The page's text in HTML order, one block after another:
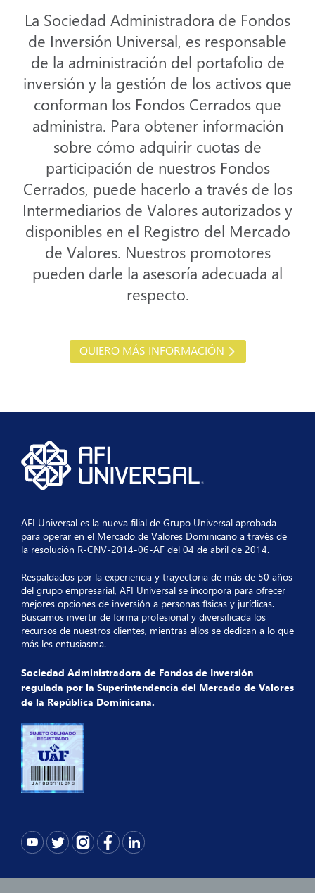
La Sociedad Administradora de Fondos
de Inversión Universal, es responsable
de la administración del portafolio de
inversión y la gestión de los activos que
conforman los Fondos Cerrados que
administra. Para obtener información
sobre cómo adquirir cuotas de
participación de nuestros Fondos
Cerrados, puede hacerlo a través de los
Intermediarios de Valores autorizados y
disponibles en el Registro del Mercado
de Valores. Nuestros promotores
pueden darle la asesoría adecuada al
respecto.
QUIERO MÁS INFORMACIÓN
AFI Universal es la nueva filial de Grupo Universal aprobada
para operar en el Mercado de Valores Dominicano a través de
la resolución R-CNV-2014-06-AF del 04 de abril de 2014.
Respaldados por la experiencia y trayectoria de más de 50 años
del grupo empresarial, AFI Universal se incorpora para ofrecer
mejores opciones de inversión a personas físicas y jurídicas.
Buscamos invertir de forma profesional y diversificada los
recursos de nuestros clientes, mientras ellos se dedican a lo que
más les entusiasma.
Sociedad Administradora de Fondos de Inversión
regulada por la Superintendencia del Mercado de Valores
de la República Dominicana.